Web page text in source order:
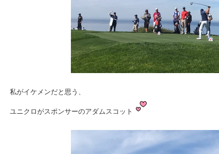
私がイケメンだと思う、
ユニクロがスポンサーのアダムスコット